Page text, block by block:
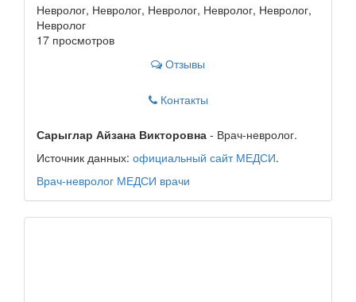
Невролог, Невролог, Невролог, Невролог, Невролог,
Невролог
17 просмотров
Отзывы
Контакты
Сарыглар Айзана Викторовна - Врач-невролог.
Источник данных: официальный сайт МЕДСИ.
Врач-невролог МЕДСИ врачи